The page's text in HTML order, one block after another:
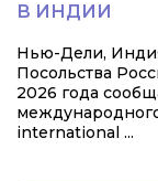
В ИНДИИ
Нью-Дели,
Посольства
2026 года
international ...